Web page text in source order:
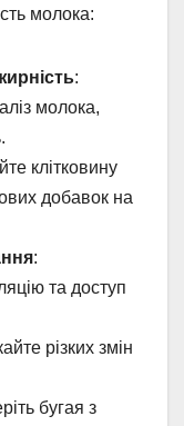
молока:
:
молока,
клітковину
добавок на
:
та доступ
різких змін
бугая з